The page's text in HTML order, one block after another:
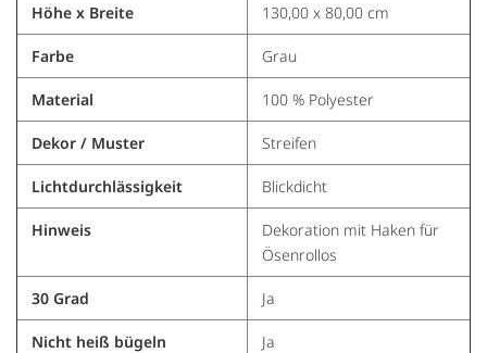
Höhe x Breite 130,00 x 80,00 cm
Farbe Grau
Material 100 % Polyester
Dekor / Muster Streifen
Lichtdurchlässigkeit Blickdicht
Hinweis
Dekoration mit Haken für
Ösenrollos
30 Grad Ja
Nicht heiß bügeln Ja